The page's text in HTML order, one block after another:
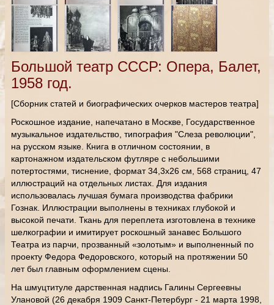
Большой театр СССР: Опера, Балет,
1958 год.
[Сборник статей и биографических очерков мастеров театра]
Роскошное издание, напечатано в Москве, Государственное
музыкальное издательство, типография "Слеза революции",
на русском языке. Книга в отличном состоянии, в
картонажном издательском футляре с небольшими
потертостями, тиснение, формат 34,3х26 см, 568 страниц, 47
иллюстраций на отдельных листах. Для издания
использовалась лучшая бумага производства фабрики
Гознак. Иллюстрации выполнены в техниках глубокой и
высокой печати. Ткань для переплета изготовлена в технике
шелкографии и имитирует роскошный занавес Большого
Театра из парчи, прозванный «золотым» и выполненный по
проекту Федора Федоровского, который на протяжении 50
лет был главным оформлением сцены.
На шмуцтитуле дарственная надпись Галины Сергеевны
Улановой (26 декабря 1909 Санкт-Петербург - 21 марта 1998,